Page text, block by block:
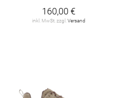
160,00 €
inkl. MwSt. zzgl. Versand